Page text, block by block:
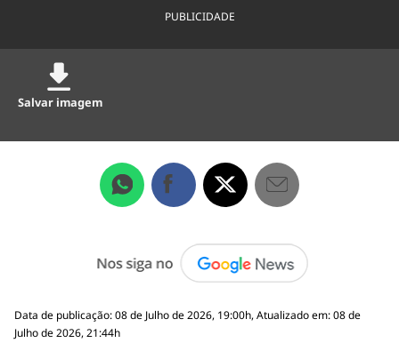
PUBLICIDADE
Salvar imagem
Data de publicação: 08 de Julho de 2026, 19:00h, Atualizado em: 08 de
Julho de 2026, 21:44h